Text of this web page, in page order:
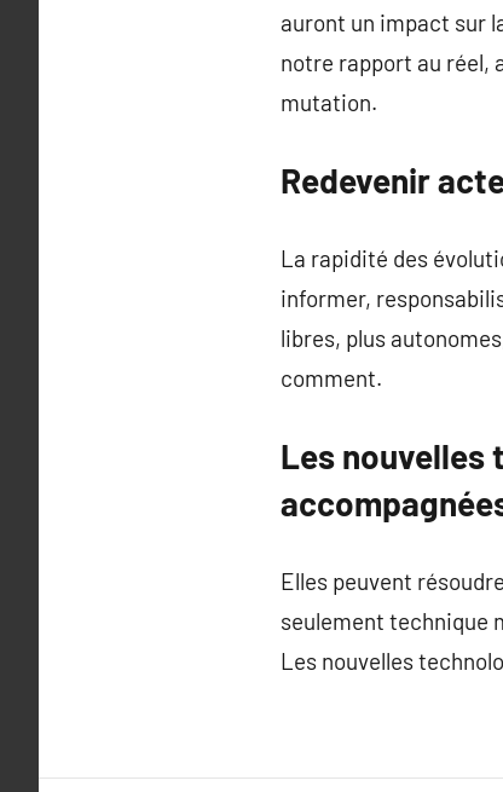
auront un impact sur
notre rapport au réel,
mutation.
Redevenir
La rapidité des
informer,
libres, plus
comment.
Les nouvelles
Elles peuvent
seulement technique
Les nouvelles